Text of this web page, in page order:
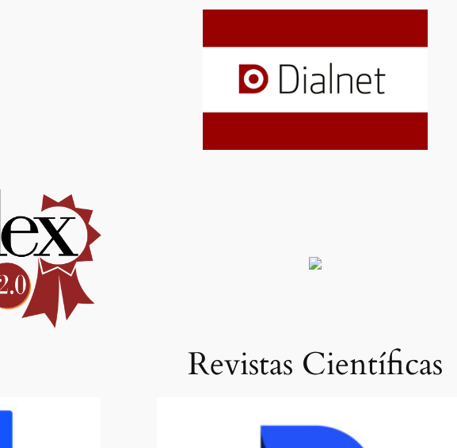
Revistas Científicas